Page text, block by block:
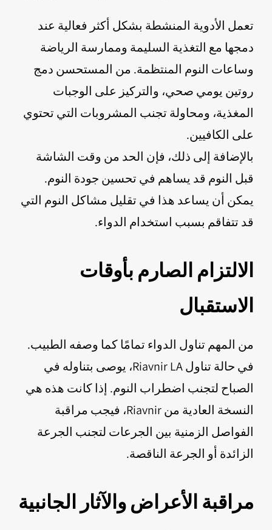
تعمل الأدوية المنشطة بشكل أكثر فعالية عند
دمجها مع التغذية السليمة وممارسة الرياضة
وساعات النوم المنتظمة. من المستحسن دمج
روتين يومي صحي، والتركيز على الوجبات
المغذية، ومحاولة تجنب المشروبات التي تحتوي
على الكافيين.
بالإضافة إلى ذلك، فإن الحد من وقت الشاشة
قبل النوم قد يساهم في تحسين جودة النوم.
يمكن أن يساعد هذا في تقليل مشاكل النوم التي
قد تتفاقم بسبب استخدام الدواء.
الالتزام الصارم بأوقات
الاستقبال
من المهم تناول الدواء تمامًا كما وصفه الطبيب.
في حالة تناول Riavnir LA، يوصى بتناوله في
الصباح لتجنب اضطراب النوم. إذا كانت هذه هي
النسخة العادية من Riavnir، فيجب مراقبة
الفواصل الزمنية بين الجرعات لتجنب الجرعة
الزائدة أو الجرعة الناقصة.
مراقبة الأعراض والآثار الجانبية